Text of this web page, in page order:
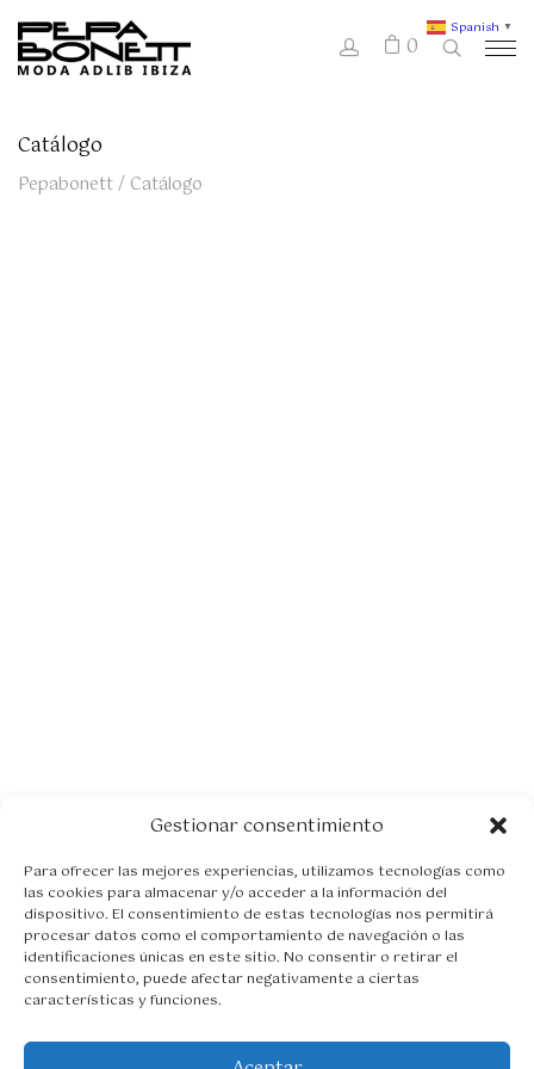
Gestionar consentimiento
Para ofrecer las mejores experiencias, utilizamos tecnologías como
las cookies para almacenar y/o acceder a la información del
dispositivo. El consentimiento de estas tecnologías nos permitirá
procesar datos como el comportamiento de navegación o las
identificaciones únicas en este sitio. No consentir o retirar el
consentimiento, puede afectar negativamente a ciertas
características y funciones.
0
Catálogo
Pepabonett/ Catálogo
Spanish ▼